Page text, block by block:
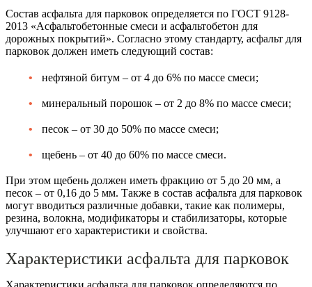
Состав асфальта для парковок определяется по ГОСТ 9128-
2013 «Асфальтобетонные смеси и асфальтобетон для
дорожных покрытий». Согласно этому стандарту, асфальт для
парковок должен иметь следующий состав:
нефтяной битум – от 4 до 6% по массе смеси;
минеральный порошок – от 2 до 8% по массе смеси;
песок – от 30 до 50% по массе смеси;
щебень – от 40 до 60% по массе смеси.
При этом щебень должен иметь фракцию от 5 до 20 мм, а
песок – от 0,16 до 5 мм. Также в состав асфальта для парковок
могут вводиться различные добавки, такие как полимеры,
резина, волокна, модификаторы и стабилизаторы, которые
улучшают его характеристики и свойства.
Характеристики асфальта для парковок